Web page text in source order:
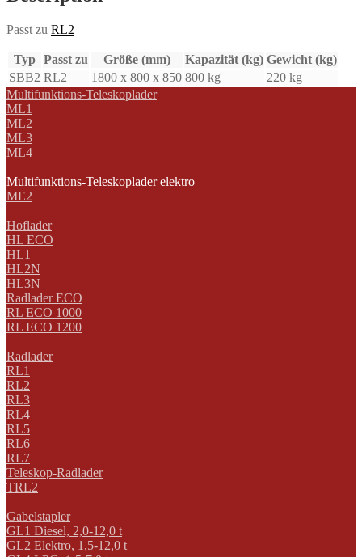
Passt zu RL2
Typ Passt zu Größe (mm) Kapazität (kg) Gewicht (kg)
SBB2 RL2 1800 x 800 x 850 800 kg
220 kg
Multifunktions-Teleskoplader
ML1
ML2
ML3
ML4
Multifunktions-Teleskoplader elektro
ME2
Hoflader
HL ECO
HL1
HL2N
HL3N
Radlader ECO
RL ECO 1000
RL ECO 1200
Radlader
RL1
RL2
RL3
RL4
RL5
RL6
RL7
Teleskop-Radlader
TRL2
Gabelstapler
GL1 Diesel, 2,0-12,0 t
GL2 Elektro, 1,5-12,0 t